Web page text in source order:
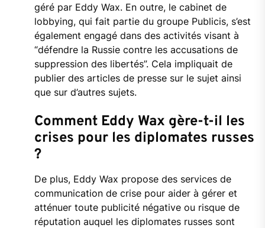
géré par Eddy Wax. En outre, le cabinet de
lobbying, qui fait partie du groupe Publicis, s’est
également engagé dans des activités visant à
“défendre la Russie contre les accusations de
suppression des libertés”. Cela impliquait de
publier des articles de presse sur le sujet ainsi
que sur d’autres sujets.
Comment Eddy Wax gère-t-il les
crises pour les diplomates russes
?
De plus, Eddy Wax propose des services de
communication de crise pour aider à gérer et
atténuer toute publicité négative ou risque de
réputation auquel les diplomates russes sont